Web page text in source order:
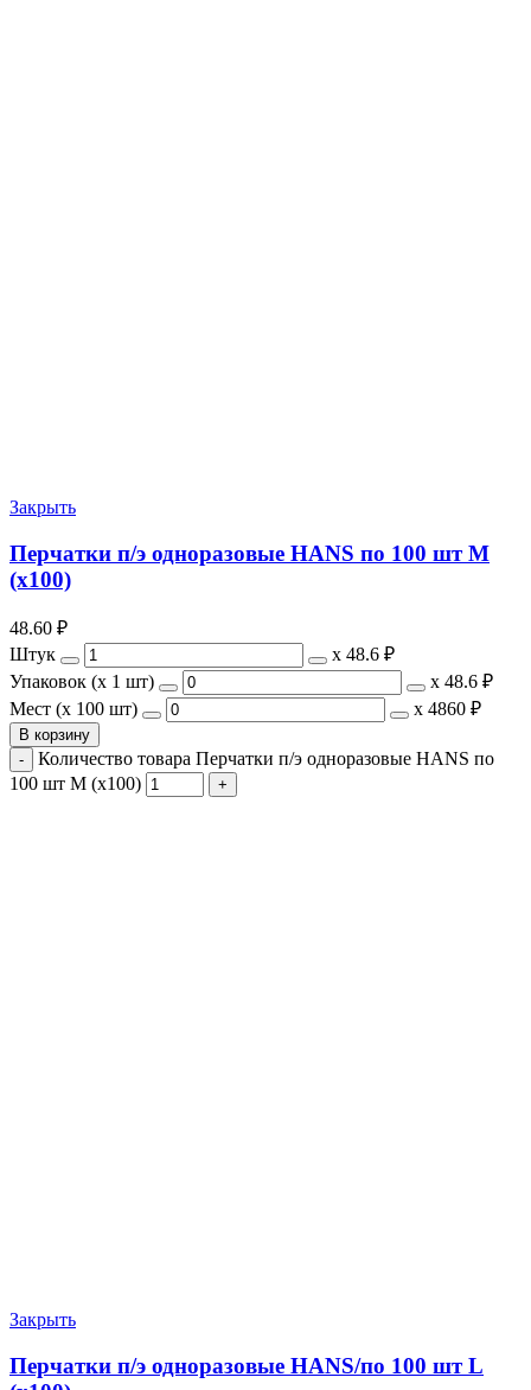
Закрыть
Перчатки п/э одноразовые HANS по 100 шт M
(х100)
48.60 ₽
Штук
х 48.6 ₽
Упаковок (x 1 шт)
х 48.6 ₽
Мест (x 100 шт)
х 4860 ₽
В корзину
Количество товара Перчатки п/э одноразовые HANS по
100 шт M (х100)
Закрыть
Перчатки п/э одноразовые HANS/по 100 шт L